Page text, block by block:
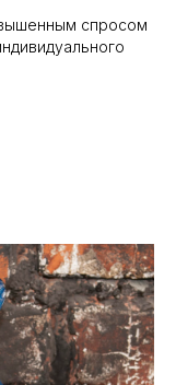
спросом